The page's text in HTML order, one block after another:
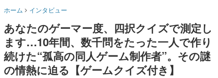
名作ゲームクリエイターの方々に製作時のエピソードをお
きます。
赫本
この物語を解いてはいけない。『赫本』は、〈試験問題〉
の形をした短編ホラー小説集です。
対応しSNSで話題に。『キング
ダム・カム』開発元やチェコの
プロ野球選手から称賛の声
ホーム インタビュー
あなたのゲーマー度、四択クイズで測定し
ます…10年間、数千問をたった一人で作り
続けた“孤高の同人ゲーム制作者”。その謎
の情熱に迫る【ゲームクイズ付き】